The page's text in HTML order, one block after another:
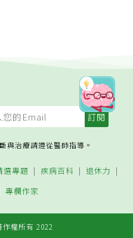
與治療請遵從醫師指導。
選專題 疾病百科
退休力
專欄作家
權所有 2022